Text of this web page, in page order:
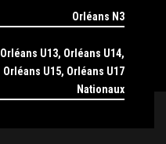
Orléans N3
Orléans U13, Orléans U14,
Orléans U15, Orléans U17
Nationaux